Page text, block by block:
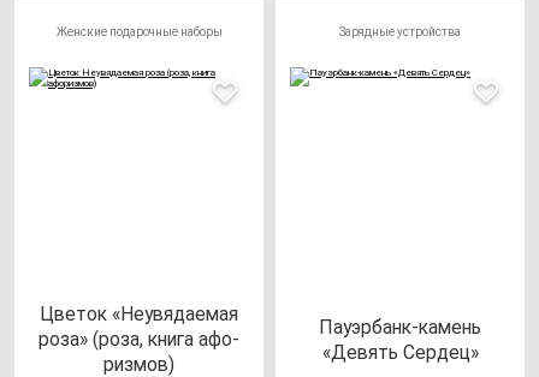
Женские подарочные наборы
Цве­ток «Неувя­да­емая
ро­за» (ро­за, кни­га афо­
риз­мов)
Зарядные устройства
Пауэр­банк-ка­мень
«Девять Сер­дец»